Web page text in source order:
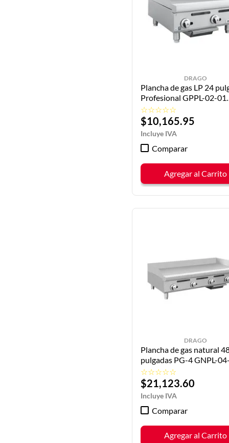
DRAGO
Plancha de gas LP 24
Profesional GPPL-02-01
DRAGO
☆☆☆☆☆
$10,165.95
Comparar
Agregar al Carrito
DRAGO
Plancha de gas natural
pulgadas PG-4 GNPL-
DRAGO
☆☆☆☆☆
$21,123.60
Comparar
Agregar al Carrito